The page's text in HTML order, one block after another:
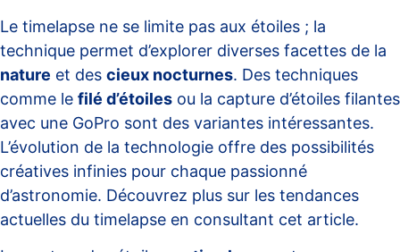
Le timelapse ne se limite pas aux étoiles ; la
technique permet d’explorer diverses facettes de la
nature et des cieux nocturnes. Des techniques
comme le filé d’étoiles ou la capture d’étoiles filantes
avec une GoPro sont des variantes intéressantes.
L’évolution de la technologie offre des possibilités
créatives infinies pour chaque passionné
d’astronomie. Découvrez plus sur les tendances
actuelles du timelapse en consultant cet article.